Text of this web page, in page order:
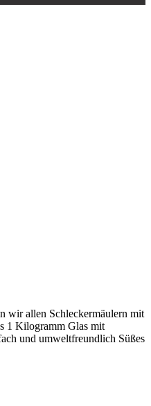
wir allen Schleckermäulern mit
1 Kilogramm Glas mit
und umweltfreundlich Süßes